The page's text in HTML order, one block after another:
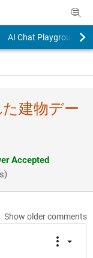
AI Chat Playground
建物デー
Accepted
Show older comments